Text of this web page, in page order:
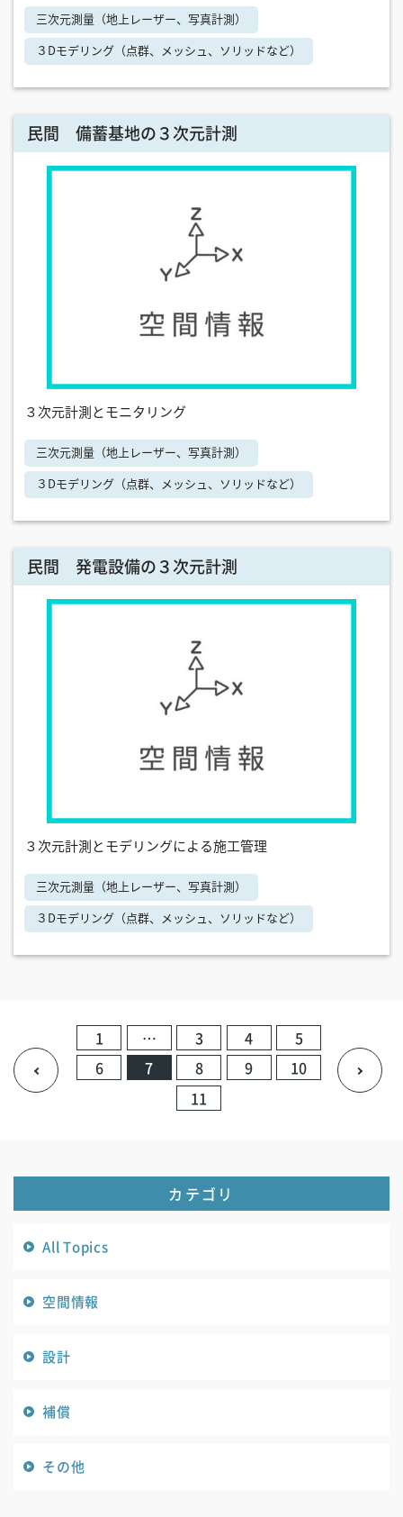
三次元測量（地上レーザー、写真計測）
３Dモデリング（点群、メッシュ、ソリッドなど）
民間 備蓄基地の３次元計測
３次元計測とモニタリング
三次元測量（地上レーザー、写真計測）
３Dモデリング（点群、メッシュ、ソリッドなど）
民間 発電設備の３次元計測
３次元計測とモデリングによる施工管理
三次元測量（地上レーザー、写真計測）
３Dモデリング（点群、メッシュ、ソリッドなど）
1 … 3 4
5
6
7 8 9
10
11
カテゴリ
All Topics
空間情報
設計
補償
その他